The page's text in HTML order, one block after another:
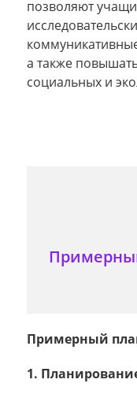
позволяют
а также
социальных и
Примерный
1.